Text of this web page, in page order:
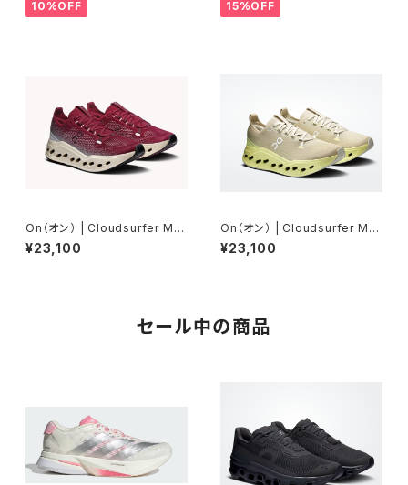
10%OFF 15%OFF
On（オン） | Cloudsurfer Ma
x | Sienna/Dew | Men
¥23,100
On（オン） | Cloudsurfer Ma
x | Pelican/Limelight | Men
¥23,100
セール中の商品